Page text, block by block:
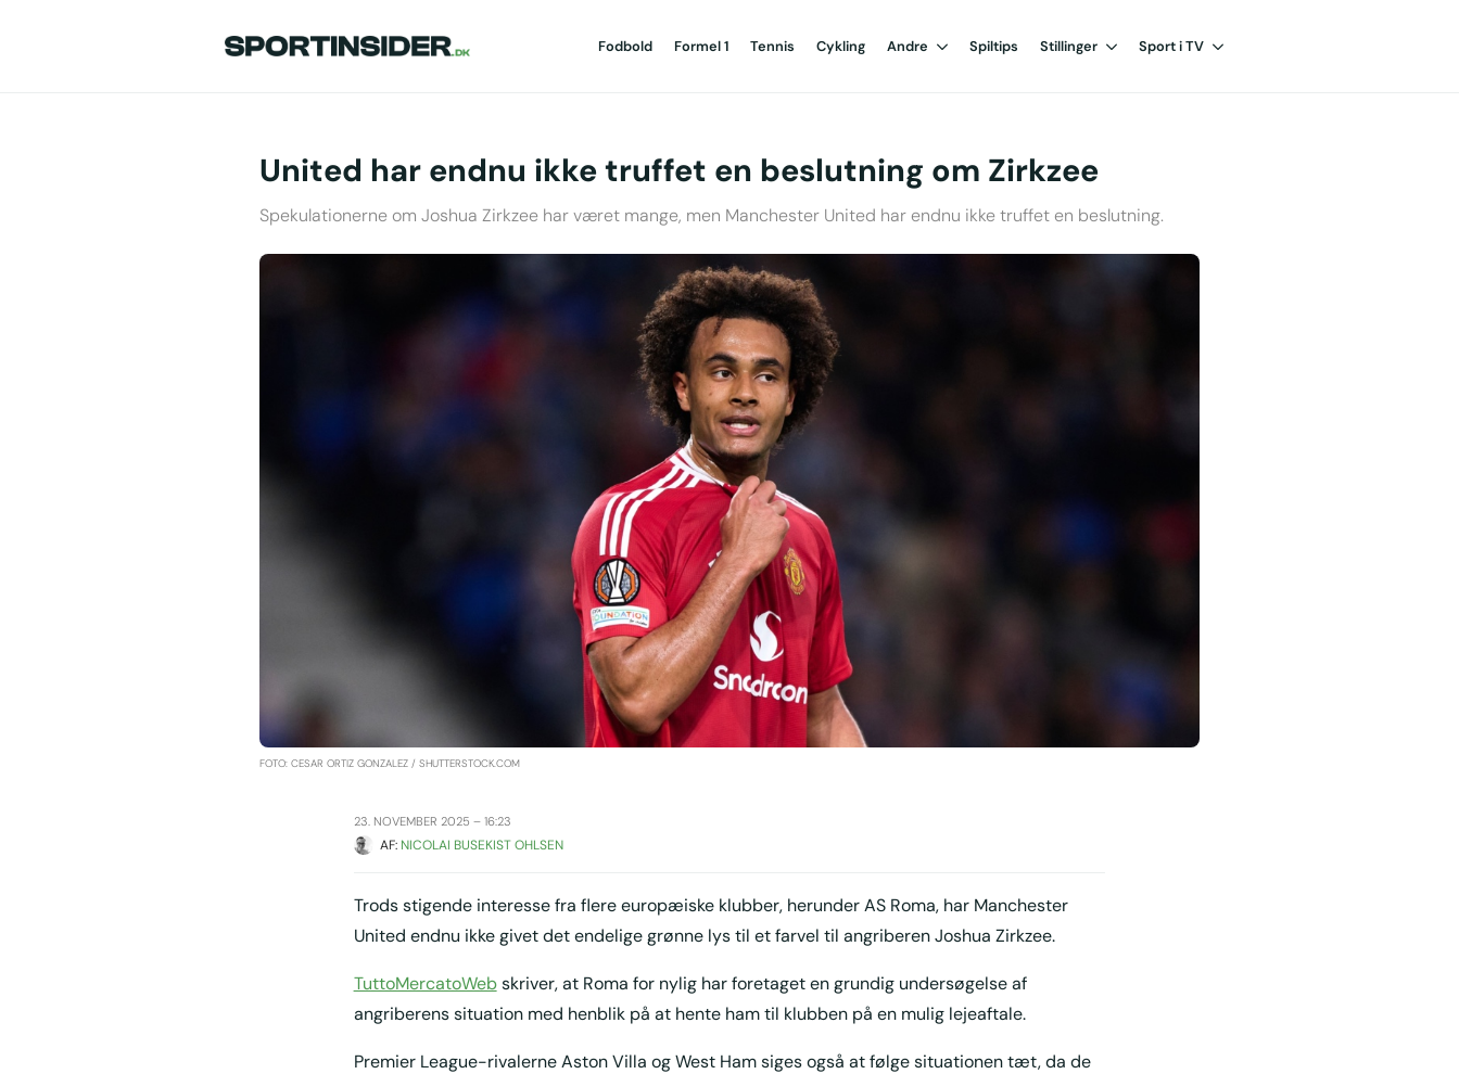
Fodbold Formel 1 Tennis Cykling Andre Spiltips Stillinger Sport i TV
United har endnu ikke truffet en beslutning om Zirkzee
Spekulationerne om Joshua Zirkzee har været mange, men Manchester United har endnu ikke truffet en beslutning.
FOTO: CESAR ORTIZ GONZALEZ / SHUTTERSTOCK.COM
23. NOVEMBER 2025 – 16:23
AF: NICOLAI BUSEKIST OHLSEN
Trods stigende interesse fra flere europæiske klubber, herunder AS Roma, har Manchester
United endnu ikke givet det endelige grønne lys til et farvel til angriberen Joshua Zirkzee.
TuttoMercatoWebskriver, at Roma for nylig har foretaget en grundig undersøgelse af
angriberens situation med henblik på at hente ham til klubben på en mulig lejeaftale.
Premier League-rivalerne Aston Villa og West Ham siges også at følge situationen tæt, da de